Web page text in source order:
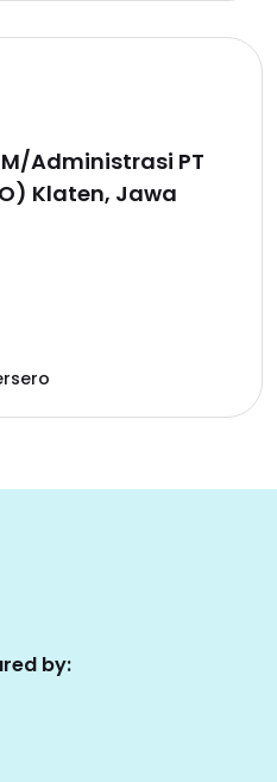
Administrasi PT
Klaten, Jawa
by: